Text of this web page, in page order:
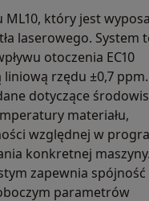
który jest
laserowego. System
otoczenia EC10
rzędu ±0,7 ppm.
dotyczące
materiału,
względnej w
konkretnej maszyny.
zapewnia spójność
parametrów